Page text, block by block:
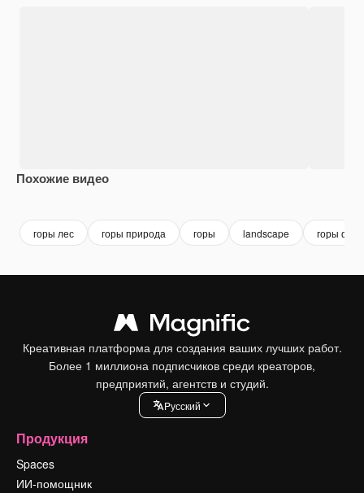
Похожие видео
горы лес горы природа горы landscape горы фон
Креативная платформа для создания ваших лучших работ.
Более 1 миллиона подписчиков среди креаторов,
предприятий, агентств и студий.
Pусский
Продукция
Spaces
ИИ-помощник